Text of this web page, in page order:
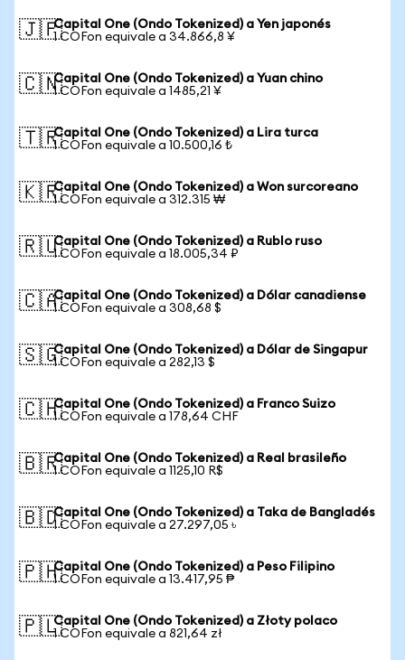
🇯🇵Capital One (Ondo Tokenized) a Yen japonés
1 COFon equivale a 34.866,8 ¥
🇨🇳Capital One (Ondo Tokenized) a Yuan chino
1 COFon equivale a 1485,21 ¥
🇹🇷Capital One (Ondo Tokenized) a Lira turca
1 COFon equivale a 10.500,16 ₺
🇰🇷Capital One (Ondo Tokenized) a Won surcoreano
1 COFon equivale a 312.315 ₩
🇷🇺Capital One (Ondo Tokenized) a Rublo ruso
1 COFon equivale a 18.005,34 ₽
🇨🇦Capital One (Ondo Tokenized) a Dólar canadiense
1 COFon equivale a 308,68 $
🇸🇬Capital One (Ondo Tokenized) a Dólar de Singapur
1 COFon equivale a 282,13 $
🇨🇭Capital One (Ondo Tokenized) a Franco Suizo
1 COFon equivale a 178,64 CHF
🇧🇷Capital One (Ondo Tokenized) a Real brasileño
1 COFon equivale a 1125,10 R$
🇧🇩Capital One (Ondo Tokenized) a Taka de Bangladés
1 COFon equivale a 27.297,05 ৳
🇵🇭Capital One (Ondo Tokenized) a Peso Filipino
1 COFon equivale a 13.417,95 ₱
🇵🇱Capital One (Ondo Tokenized) a Złoty polaco
1 COFon equivale a 821,64 zł